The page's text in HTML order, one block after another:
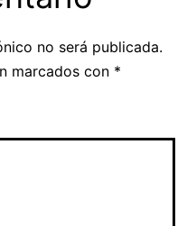
no será publicada.
marcados con *